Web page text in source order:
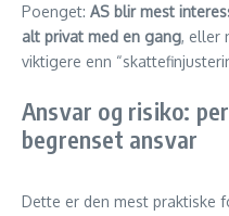
Poenget: AS blir mest
alt privat med en gang, eller
viktigere enn
Ansvar og risiko:
begrenset ansvar
Dette er den mest praktiske